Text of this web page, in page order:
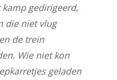
gedirigeerd,
die niet vlug
de trein
Wie niet kon
geladen